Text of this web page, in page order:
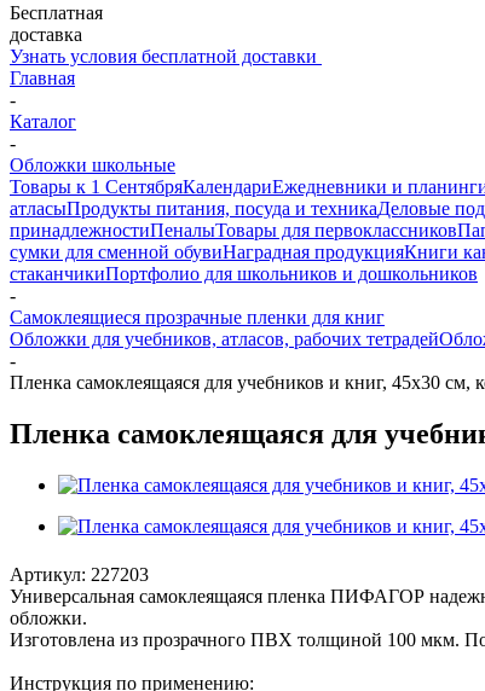
Бесплатная
доставка
Узнать условия бесплатной доставки
Главная
-
Каталог
-
Обложки школьные
Товары к 1 СентябряКалендариЕжедневники и
атласыПродукты питания, посуда и техникаДеловые
принадлежностиПеналыТовары для первоклассников
сумки для сменной обувиНаградная продукцияКниги
стаканчикиПортфолио для школьников и дошкольников
-
Самоклеящиеся прозрачные пленки для книг
Обложки для учебников, атласов, рабочих тетрадей
-
Пленка самоклеящаяся для учебников и книг, 45х30
Пленка самоклеящаяся для
Артикул: 227203
Универсальная самоклеящаяся пленка ПИФАГОР
обложки.
Изготовлена из прозрачного ПВХ толщиной 100 мкм.
Инструкция по применению: